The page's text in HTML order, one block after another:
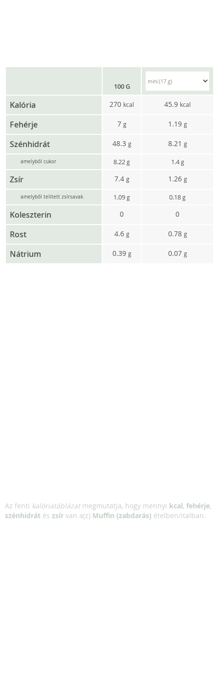
100 G
Kalória 270 kcal 45.9 kcal
Fehérje 7 g 1.19 g
Szénhidrát 48.3 g 8.21 g
amelyből cukor 8.22g 1.4 g
Zsír 7.4 g 1.26 g
amelyből telített zsírsavak 1.09g 0.18g
Koleszterin 0 0
Rost 4.6 g 0.78 g
Nátrium 0.39 g 0.07 g
Az fenti kalóriatáblázatmegmutatja, hogy mennyi kcal, fehérje,
szénhidrát és zsír van a(z) Muffin (zabdarás) ételben/italban.